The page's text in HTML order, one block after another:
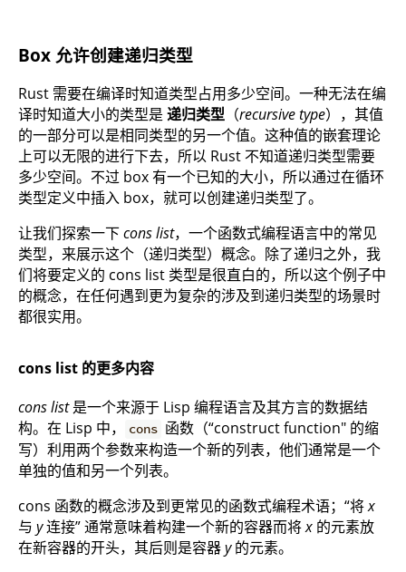
Box 允许创建递归类型
Rust 需要在编译时知道类型占用多少空间。一种无法在编
译时知道大小的类型是 递归类型 （recursive type），其值
的一部分可以是相同类型的另一个值。这种值的嵌套理论
上可以无限的进行下去，所以 Rust 不知道递归类型需要
多少空间。不过 box 有一个已知的大小，所以通过在循环
类型定义中插入 box，就可以创建递归类型了。
让我们探索一下cons list，一个函数式编程语言中的常见
类型，来展示这个（递归类型）概念。除了递归之外，我
们将要定义的 cons list 类型是很直白的，所以这个例子中
的概念，在任何遇到更为复杂的涉及到递归类型的场景时
都很实用。
cons list 的更多内容
cons list是一个来源于 Lisp 编程语言及其方言的数据结
构。在 Lisp 中，
cons 函数（“construct function" 的缩
写）利用两个参数来构造一个新的列表，他们通常是一个
单独的值和另一个列表。
cons 函数的概念涉及到更常见的函数式编程术语；“将x
与 y连接” 通常意味着构建一个新的容器而将x 的元素放
在新容器的开头，其后则是容器y的元素。